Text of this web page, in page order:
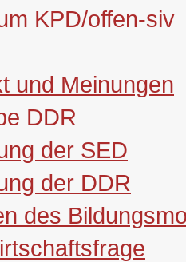
KPD/offen-siv
und Meinungen
DDR
der SED
der DDR
des